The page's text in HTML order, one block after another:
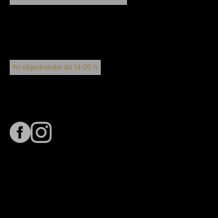
Pri objednávke do 14:00 h